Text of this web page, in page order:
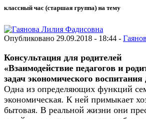
классный час (старшая группа) на тему
Опубликовано 29.09.2018 - 18:44 -
Консультация для родителей
«Взаимодействие педагогов и
задач экономического
Одна из определяющих функций
экономическая. К ней примыкает
бытовая. В реальной жизни они